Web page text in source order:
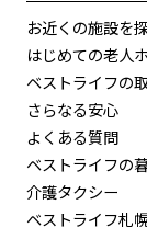
お近くの施設を
はじめての老人
ベストライフの
さらなる安心
よくある質問
ベストライフの
介護タクシー
ベストライフ札